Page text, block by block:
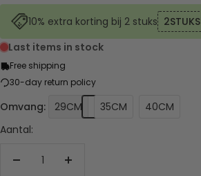
10% extra korting bij 2 stuks 2STUKS
Last items in stock
Free shipping
30-day return policy
Omvang: 29CM 35CM
40CM
Aantal:
Aantal
Aantal